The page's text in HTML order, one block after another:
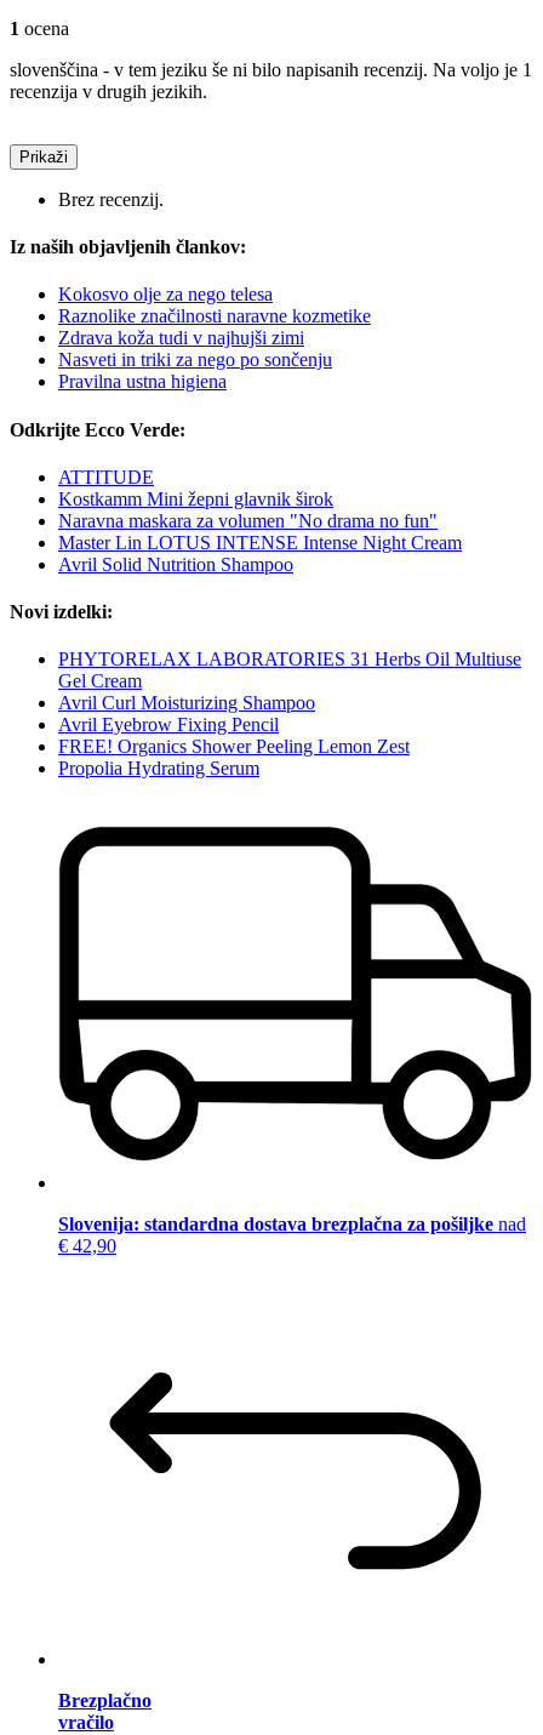
1 ocena
slovenščina - v tem jeziku še ni bilo napisanih recenzij. Na voljo je 1
recenzija v drugih jezikih.
Prikaži
Brez recenzij.
Iz naših objavljenih člankov:
Kokosvo olje za nego telesa
Raznolike značilnosti naravne kozmetike
Zdrava koža tudi v najhujši zimi
Nasveti in triki za nego po sončenju
Pravilna ustna higiena
Odkrijte Ecco Verde:
ATTITUDE
Kostkamm Mini žepni glavnik širok
Naravna maskara za volumen "No drama no fun"
Master Lin LOTUS INTENSE Intense Night Cream
Avril Solid Nutrition Shampoo
Novi izdelki:
PHYTORELAX LABORATORIES 31 Herbs Oil Multiuse
Gel Cream
Avril Curl Moisturizing Shampoo
Avril Eyebrow Fixing Pencil
FREE! Organics Shower Peeling Lemon Zest
Propolia Hydrating Serum
Slovenija: standardna dostava brezplačna za pošiljke nad
€ 42,90
Brezplačno
vračilo